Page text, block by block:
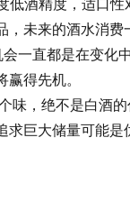
酒精度，适口性
未来的酒水消费
一直都是在变化中
得先机。
，绝不是白酒的
大储量可能是